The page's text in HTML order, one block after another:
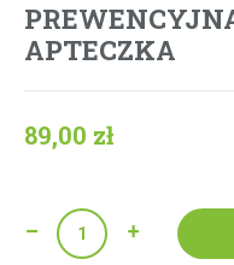
APTECZKA
89,00 zł
Quantity